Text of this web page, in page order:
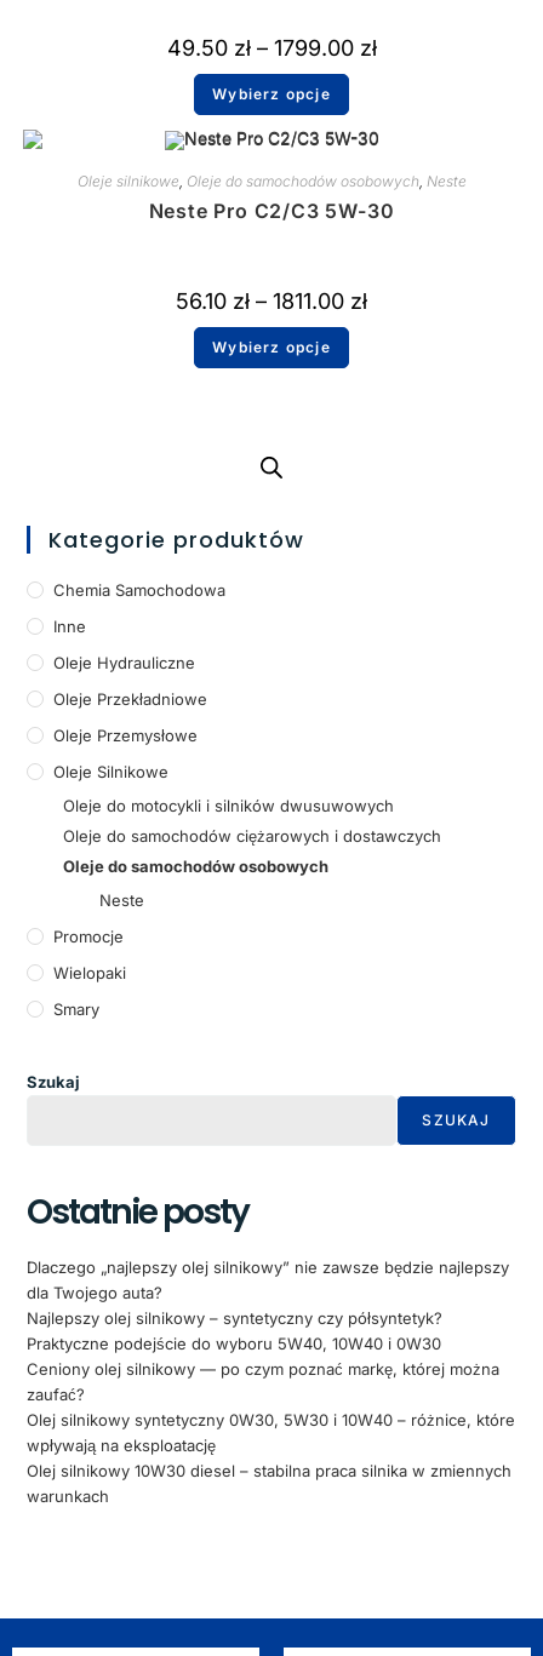
49.50 zł – 1799.00 zł
Wybierz opcje
Oleje silnikowe Oleje do samochodów osobowych, Neste
Neste Pro C2/C3 5W-30
56.10 zł – 1811.00 zł
Wybierz opcje
Kategorie produktów
Chemia Samochodowa
Inne
Oleje Hydrauliczne
Oleje Przekładniowe
Oleje Przemysłowe
Oleje Silnikowe
Oleje do motocykli i silników dwusuwowych
Oleje do samochodów ciężarowych i dostawczych
Oleje do samochodów osobowych
Neste
Promocje
Wielopaki
Smary
Szukaj
SZUKAJ
Ostatnie posty
Dlaczego „najlepszy olej silnikowy” nie zawsze będzie najlepszy
dla Twojego auta?
Najlepszy olej silnikowy – syntetyczny czy półsyntetyk?
Praktyczne podejście do wyboru 5W40, 10W40 i 0W30
Ceniony olej silnikowy — po czym poznać markę, której można
zaufać?
Olej silnikowy syntetyczny 0W30, 5W30 i 10W40 – różnice, które
wpływają na eksploatację
Olej silnikowy 10W30 diesel – stabilna praca silnika w zmiennych
warunkach